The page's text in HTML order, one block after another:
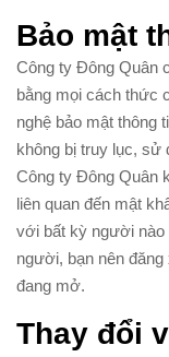
Bảo mật
Công ty Đông Quân
bằng mọi cách thức
nghệ bảo mật thông
không bị truy lục, sử
Công ty Đông Quân
liên quan đến mật
với bất kỳ người nào
người, bạn nên
đang mở.
Thay đổi